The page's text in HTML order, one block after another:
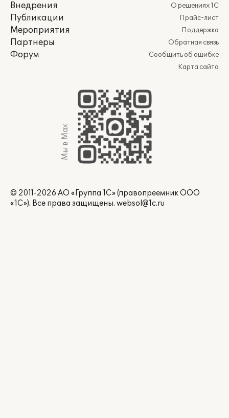
Внедрения
Публикации
Мероприятия
Партнеры
Форум
О решениях 1С
Прайс-лист
Поддержка
Обратная связь
Сообщить об ошибке
Карта сайта
Мы в Max
© 2011-2026 АО «Группа 1С» (правопреемник ООО
«1С»). Все права защищены. websol@1c.ru